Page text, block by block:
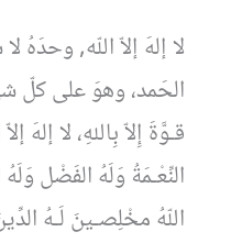
لا إلهَ إلاّ اللّه, وحدَهُ
الحَمد، وهوَ على كلّ
قـوَّةَ إِلاّ بِاللهِ، لا إلهَ
النِّعْـمَةُ وَلَهُ الفَضْل وَلَهُ
اللّهُ مخْلِصـينَ لَـهُ